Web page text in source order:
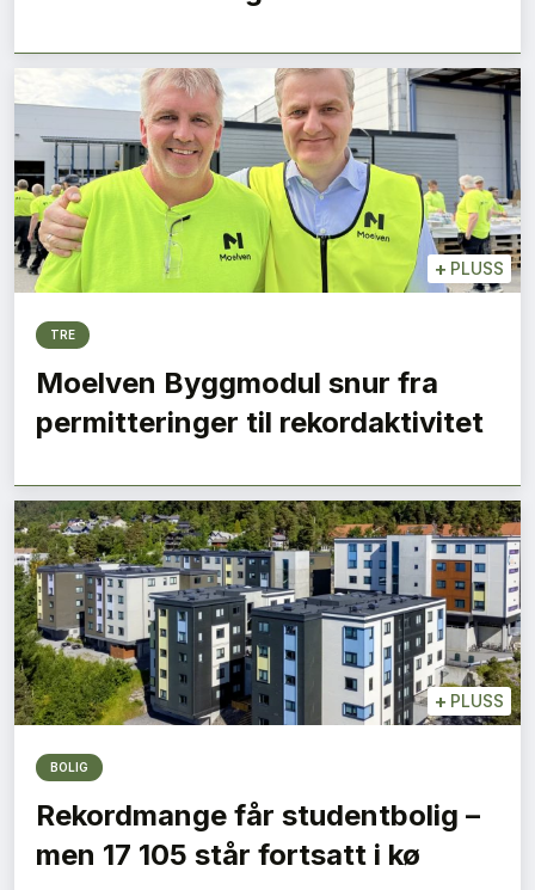
+ PLUSS
TRE
Moelven Byggmodul snur fra
permitteringer til rekordaktivitet
+ PLUSS
BOLIG
Rekordmange får studentbolig –
men 17 105 står fortsatt i kø